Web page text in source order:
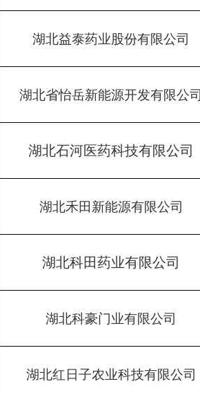
湖北益泰药业股份有限公司
湖北省怡岳新能源开发有限公
湖北石河医药科技有限公司
湖北禾田新能源有限公司
湖北科田药业有限公司
湖北科豪门业有限公司
湖北红日子农业科技有限公司